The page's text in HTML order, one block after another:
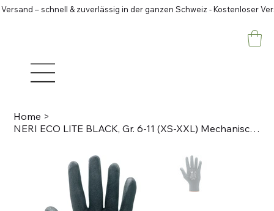
– schnell & zuverlässig in der ganzen Schweiz - Kostenloser
Home >
NERI ECO LITE BLACK, Gr. 6-11 (XS-XXL) Mechanischer Schutzhandschuh Polyester